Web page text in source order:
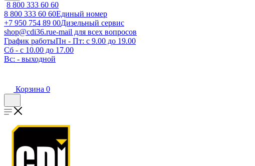
8 800 333 60 60
8 800 333 60 60Единый номер
+7 950 754 89 00Дизельный сервис
shop@cdi36.rue-mail для всех вопросов
График работыПн - Пт: с 9.00 до 19.00
Сб - с 10.00 до 17.00
Вс: - выходной
Корзина 0